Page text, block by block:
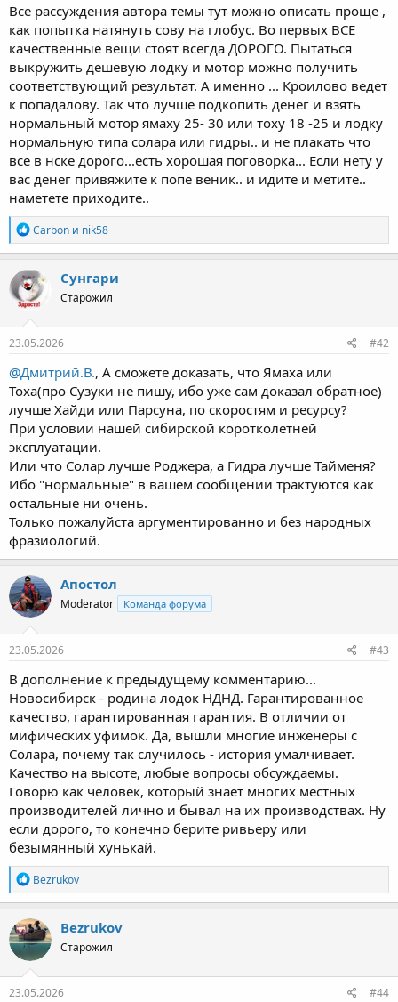
Все рассуждения автора темы тут можно описать проще ,
как попытка натянуть сову на глобус. Во первых ВСЕ
качественные вещи стоят всегда ДОРОГО. Пытаться
выкружить дешевую лодку и мотор можно получить
соответствующий результат. А именно ... Кроилово ведет
к попадалову. Так что лучше подкопить денег и взять
нормальный мотор ямаху 25- 30 или тоху 18 -25 и лодку
нормальную типа солара или гидры.. и не плакать что
все в нске дорого...есть хорошая поговорка... Если нету у
вас денег привяжите к попе веник.. и идите и метите..
наметете приходите..
Р
е
а
к
ц
и
:
Carbon и nik58
Сунгари
Старожил
23.05.2026 #42
@Дмитрий.В., А сможете доказать, что Ямаха или
Тоха(про Сузуки не пишу, ибо уже сам доказал обратное)
лучше Хайди или Парсуна, по скоростям и ресурсу?
При условии нашей сибирской коротколетней
эксплуатации.
Или что Солар лучше Роджера, а Гидра лучше Тайменя?
Ибо "нормальные" в вашем сообщении трактуются как
остальные ни очень.
Только пожалуйста аргументированно и без народных
фразиологий.
Апостол
Moderator Команда форума
23.05.2026 #43
В дополнение к предыдущему комментарию...
Новосибирск - родина лодок НДНД. Гарантированное
качество, гарантированная гарантия. В отличии от
мифических уфимок. Да, вышли многие инженеры с
Солара, почему так случилось - история умалчивает.
Качество на высоте, любые вопросы обсуждаемы.
Говорю как человек, который знает многих местных
производителей лично и бывал на их производствах. Ну
если дорого, то конечно берите ривьеру или
безымянный хунькай.
Р
е
а
к
ц
и
и
:
Bezrukov
Bezrukov
Старожил
23.05.2026 #44